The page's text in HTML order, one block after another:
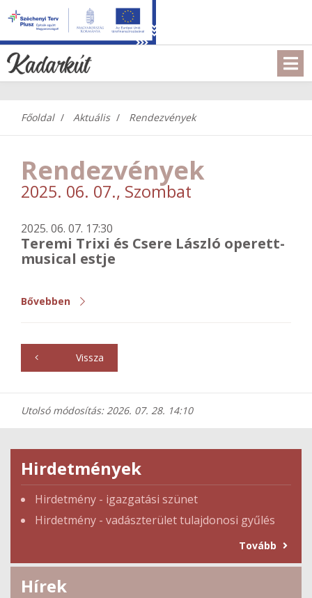
Főoldal Aktuális Rendezvények
Rendezvények
2025. 06. 07., Szombat
2025. 06. 07. 17:30
Teremi Trixi és Csere László operett-
musical estje
Bővebben
Vissza
Utolsó módosítás: 2026. 07. 28. 14:10
Hirdetmények
Hirdetmény - igazgatási szünet
Hirdetmény - vadászterület tulajdonosi gyűlés
Tovább
Hírek